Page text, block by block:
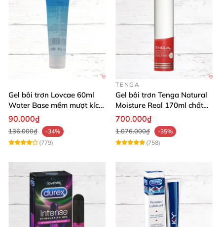
Gel bôi trơn Lovcae 60ml
Water Base mềm mượt kích
thích
90.000₫
136.000₫
-34%
(779)
TENGA
Gel bôi trơn Tenga Natural
Moisture Real 170ml chất
lượng cao mềm mượt an
700.000₫
1.076.000₫
-35%
(758)